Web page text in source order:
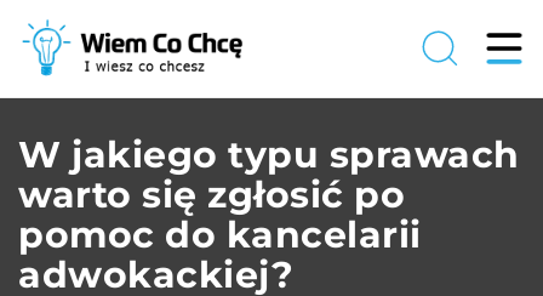
W jakiego typu sprawach
warto się zgłosić po
pomoc do kancelarii
adwokackiej?